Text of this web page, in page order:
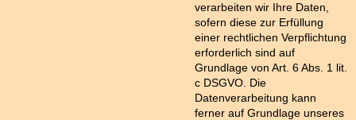
verarbeiten wir Ihre Daten,
sofern diese zur Erfüllung
einer rechtlichen Verpflichtung
erforderlich sind auf
Grundlage von Art. 6 Abs. 1 lit.
c DSGVO. Die
Datenverarbeitung kann
ferner auf Grundlage unseres